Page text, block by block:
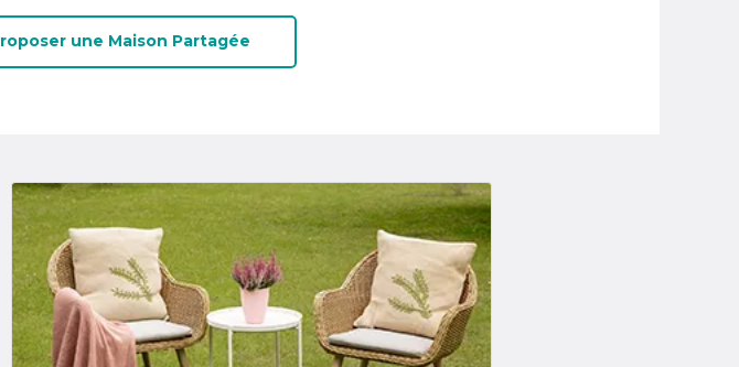
une Maison Partagée